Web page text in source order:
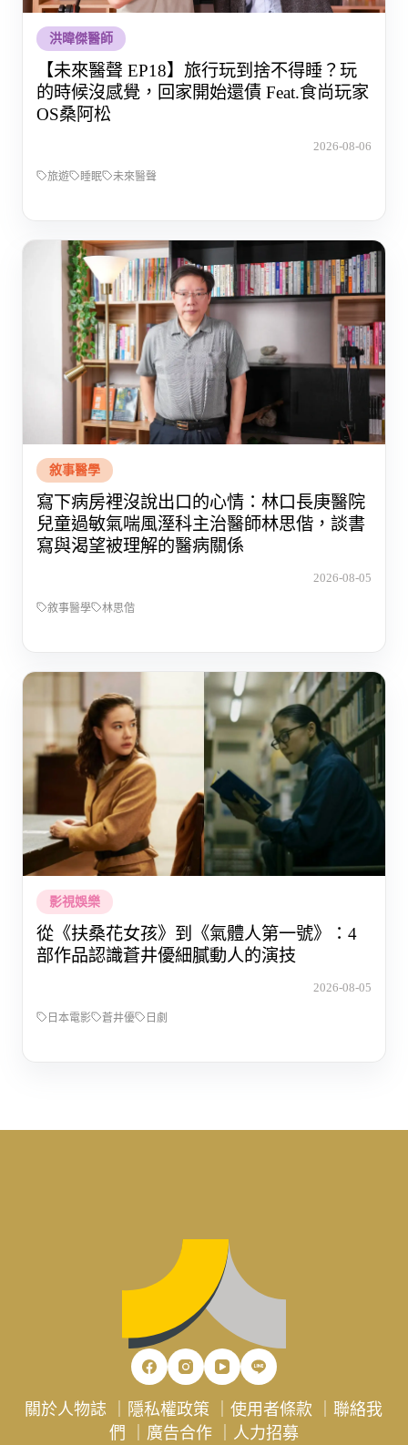
洪暐傑醫師
【未來醫聲 EP18】旅行玩到捨不得睡？玩
的時候沒感覺，回家開始還債 Feat.食尚玩家
OS桑阿松
2026-08-06
旅遊 睡眠 未來醫聲
敘事醫學
寫下病房裡沒說出口的心情：林口長庚醫院
兒童過敏氣喘風溼科主治醫師林思偕，談書
寫與渴望被理解的醫病關係
2026-08-05
敘事醫學 林思偕
影視娛樂
從《扶桑花女孩》到《氣體人第一號》：4
部作品認識蒼井優細膩動人的演技
2026-08-05
日本電影 蒼井優 日劇
關於人物誌 隱私權政策 ｜使用者條款 ｜聯絡我
們
廣告合作｜ 人力招募